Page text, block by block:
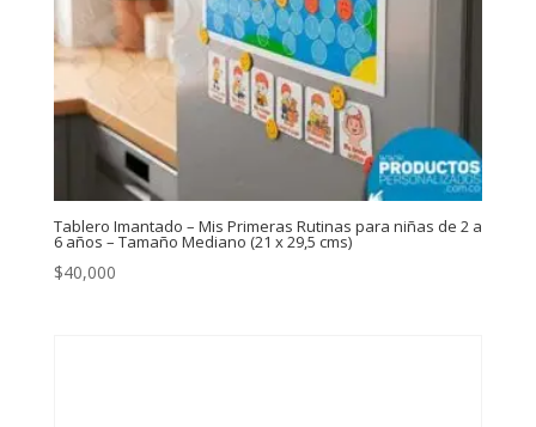
Tablero Imantado – Mis Primeras Rutinas para niñas de 2 a
6 años – Tamaño Mediano (21 x 29,5 cms)
$40,000